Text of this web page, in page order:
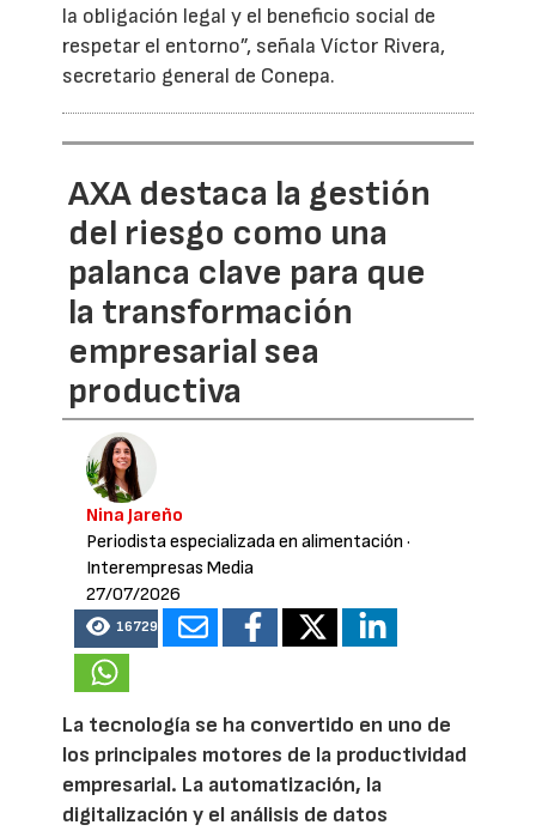
la obligación legal y el beneficio social de
respetar el entorno”, señala Víctor Rivera,
secretario general de Conepa.
AXA destaca la gestión
del riesgo como una
palanca clave para que
la transformación
empresarial sea
productiva
Nina Jareño
Periodista especializada en alimentación ·
Interempresas Media
27/07/2026
16729
La tecnología se ha convertido en uno de
los principales motores de la productividad
empresarial. La automatización, la
digitalización y el análisis de datos